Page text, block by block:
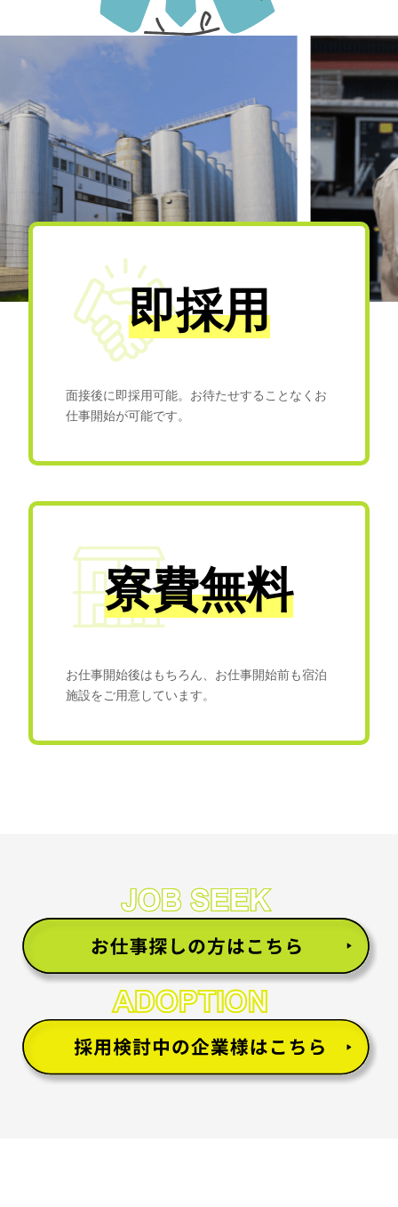
即採用
面接後に即採用可能。お待たせすることなくお
仕事開始が可能です。
寮費無料
お仕事開始後はもちろん、お仕事開始前も宿泊
施設をご用意しています。